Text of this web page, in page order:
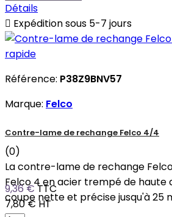
Détails
 Expédition sous 5-7 jours
rapide
Référence: P38Z9BNV57
Marque: Felco
Contre-lame de rechange Felco 4/4
(0)
La contre-lame de rechange
Felco 4 en acier trempé de haute
coupe nette et précise jusqu'à 25
9,36 €TTC
7,80 € HT